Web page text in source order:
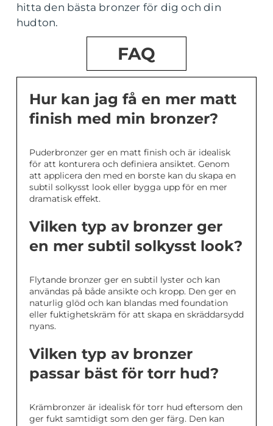
hitta den bästa bronzer för dig och din
hudton.
FAQ
Hur kan jag få en mer matt
finish med min bronzer?
Puderbronzer ger en matt finish och är idealisk
för att konturera och definiera ansiktet. Genom
att applicera den med en borste kan du skapa en
subtil solkysst look eller bygga upp för en mer
dramatisk effekt.
Vilken typ av bronzer ger
en mer subtil solkysst look?
Flytande bronzer ger en subtil lyster och kan
användas på både ansikte och kropp. Den ger en
naturlig glöd och kan blandas med foundation
eller fuktighetskräm för att skapa en skräddarsydd
nyans.
Vilken typ av bronzer
passar bäst för torr hud?
Krämbronzer är idealisk för torr hud eftersom den
ger fukt samtidigt som den ger färg. Den kan